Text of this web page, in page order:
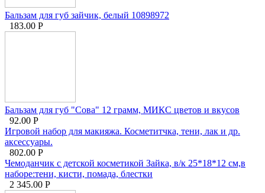
Бальзам для губ зайчик, белый 10898972
183.00 Р
Бальзам для губ "Сова" 12 грамм, МИКС цветов и вкусов
92.00 Р
Игровой набор для макияжа. Косметитчка, тени, лак и др.
аксессуары.
802.00 Р
Чемоданчик с детской косметикой Зайка, в/к 25*18*12 см,в
наборе:тени, кисти, помада, блестки
2 345.00 Р